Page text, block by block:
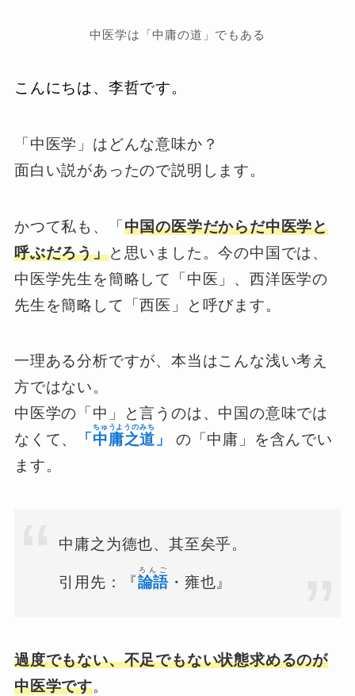
中医学は「中庸の道」でもある
こんにちは、 李哲です。
「中医学」はどんな意味か？
面白い説があったので説明します。
かつて私も、「中国の医学だからだ中医学と
呼ぶだろう」と思いました。今の中国では、
中医学先生を簡略して「中医」、西洋医学の
先生を簡略して「西医」と呼びます。
一理ある分析ですが、本当はこんな浅い考え
方ではない。
中医学の「中」と言うのは、中国の意味では
なくて、
「 中庸之道
ちゅうようのみち
」
の「中庸」を含んでい
ます。
中庸之为德也、其至矣乎。
引用先：『論語
ろんご
・雍也』
過度でもない、不足でもない状態求めるのが
中医学です。